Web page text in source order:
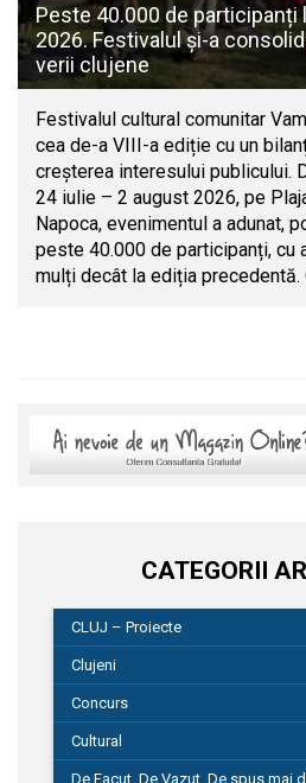
Peste 40.000 de participanți
2026. Festivalul și-a
verii clujene
Festivalul cultural comunitar
cea de-a VIII-a ediție cu un
creșterea interesului publicului.
24 iulie – 2 august 2026, pe
Napoca, evenimentul a adunat,
peste 40.000 de participanți, cu
mulți decât la ediția precedentă.
CATEGORII
CLUJ – Proiecte
Clujeni
Concurs
Cultural
De Facut, De Vazut, De spus mai